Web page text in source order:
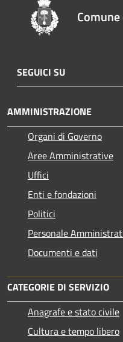
SEGUICI SU
AMMINISTRAZIONE
Organi di Governo
Aree Amministrative
Uffici
Enti e fondazioni
Politici
Personale
Documenti e dati
CATEGORIE DI SERVIZIO
Anagrafe e stato civile
Cultura e tempo libero